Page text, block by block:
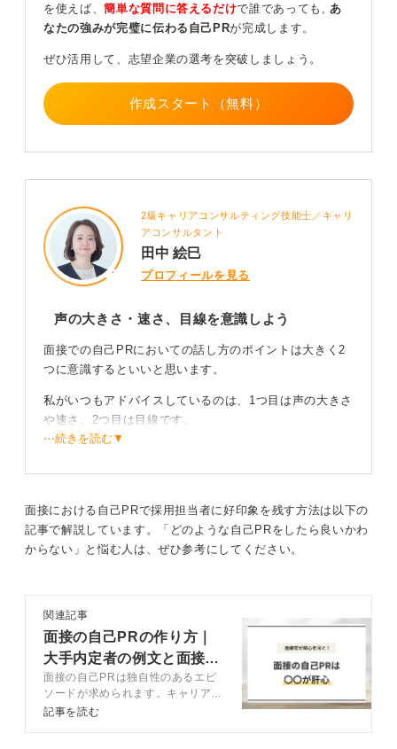
話す速さも、緊張すると早くなってしまいがちなので、
一呼吸置くことを意識してください。視線に関しては、
面接官が複数いる場合は、順番に目を合わせながらあい
囲気が伝わるでしょう。
もし面接官が1対1の場合は、ずっと相手の目を見ている
0
を使えば、簡単な質問に答えるだけで誰であっても, あ
なたの強みが完璧に伝わる自己PRが完成します。
ぜひ活用して、志望企業の選考を突破しましょう。
作成スタート（無料）
2級キャリアコンサルティング技能士／キャリ
アコンサルタント
田中 絵巳
プロフィールを見る
声の大きさ・速さ、目線を意識しよう
面接での自己PRにおいての話し方のポイントは大きく2
つに意識するといいと思います。
私がいつもアドバイスしているのは、1つ目は声の大きさ
や速さ、2つ目は目線です。
することをおすすめします。
声の大きさは、個人によって大きさが違うので、他者か
らのフィードバックを受けると適する声のボリュームが
また、語尾が小さくなると自信がない印象を与えてしま
う可能性があるので、最後まではっきりと言い切ること
も大切です。
2つ目の目線は、面接官の目を見ながら話すことがポイン
トです。目が合わないのは印象が悪くなってしまいま
す。目を見ることが苦手な人もいますが、その場合はお
⋯続きを読む▼
面接における自己PRで採用担当者に好印象を残す方法は以下の
記事で解説しています。「どのような自己PRをしたら良いかわ
からない」と悩む人は、ぜひ参考にしてください。
関連記事
面接の自己PRの作り方｜
大手内定者の例文と面接官
の評価基準も公開
面接の自己PRは独自性のあるエピ
ソードが求められます。キャリアコ
ンサルタントが自己PRで盛り込む
記事を読む